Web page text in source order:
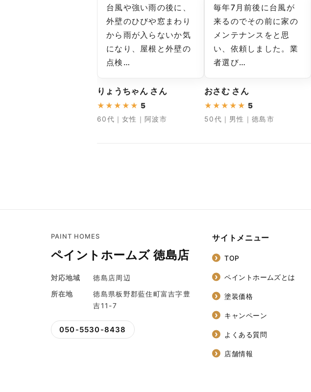
台風や強い雨の後に、
外壁のひびや窓まわり
から雨が入らないか気
になり、屋根と外壁の
点検…
りょうちゃん さん
★ ★ ★ ★ ★ 5
60代｜女性｜阿波市
毎年7月前後に台風が
来るのでその前に家の
メンテナンスをと思
い、依頼しました。業
者選び…
おさむ さん
★ ★ ★ ★ ★ 5
50代｜男性｜徳島市
PAINT HOMES
ペイントホームズ 徳島店
対応地域
徳島店周辺
所在地
徳島県板野郡藍住町富吉字豊
吉11-7
050-5530-8438
サイトメニュー
TOP
ペイントホームズとは
塗装価格
キャンペーン
よくある質問
店舗情報